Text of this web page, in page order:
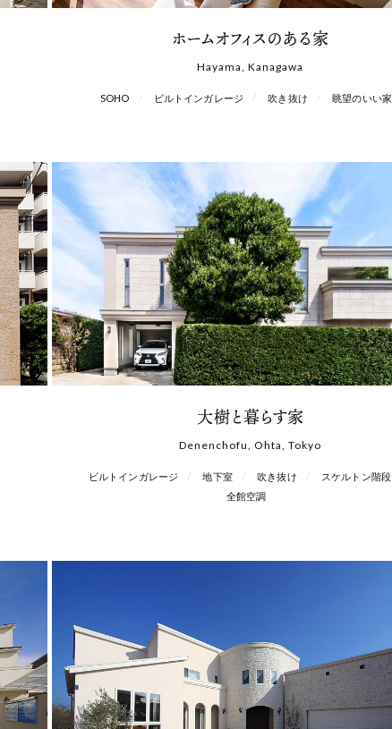
ホームオフィスのある家
Hayama, Kanagawa
SOHO ビルトインガレージ 吹き抜け 眺望のいい家
大樹と暮らす家
Denenchofu, Ohta, Tokyo
ビルトインガレージ 地下室 吹き抜け
スケルトン階段
全館空調